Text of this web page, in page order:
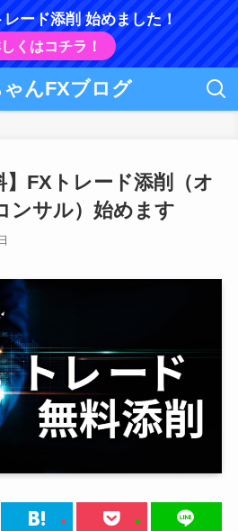
ード添削 始めました！
くはコチラ！
ゃんFXブログ
】FXトレード添削（オ
ンサル）始めます